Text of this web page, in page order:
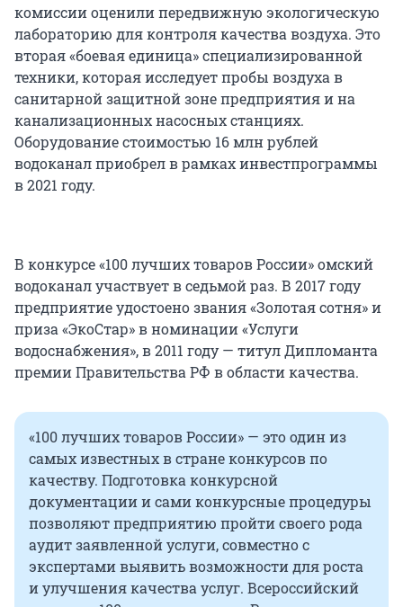
комиссии оценили передвижную экологическую
лабораторию для контроля качества воздуха. Это
вторая «боевая единица» специализированной
техники, которая исследует пробы воздуха в
санитарной защитной зоне предприятия и на
канализационных насосных станциях.
Оборудование стоимостью 16 млн рублей
водоканал приобрел в рамках инвестпрограммы
в 2021 году.
В конкурсе «100 лучших товаров России» омский
водоканал участвует в седьмой раз. В 2017 году
предприятие удостоено звания «Золотая сотня» и
приза «ЭкоСтар» в номинации «Услуги
водоснабжения», в 2011 году — титул Дипломанта
премии Правительства РФ в области качества.
«100 лучших товаров России» — это один из
самых известных в стране конкурсов по
качеству. Подготовка конкурсной
документации и сами конкурсные процедуры
позволяют предприятию пройти своего рода
аудит заявленной услуги, совместно с
экспертами выявить возможности для роста
и улучшения качества услуг. Всероссийский